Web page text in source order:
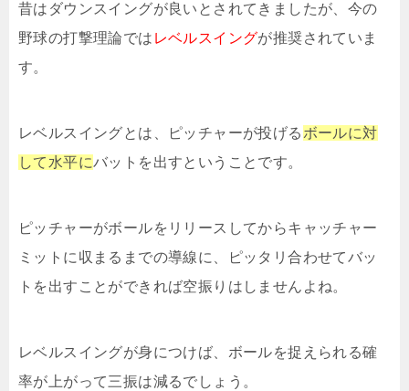
昔はダウンスイングが良いとされてきましたが、今の
野球の打撃理論では レベルスイングが推奨されていま
す。
レベルスイングとは、ピッチャーが投げる ボールに対
して水平にバットを出すということです。
ピッチャーがボールをリリースしてからキャッチャー
ミットに収まるまでの導線に、ピッタリ合わせてバッ
トを出すことができれば空振りはしませんよね。
レベルスイングが身につけば、ボールを捉えられる確
率が上がって三振は減るでしょう。